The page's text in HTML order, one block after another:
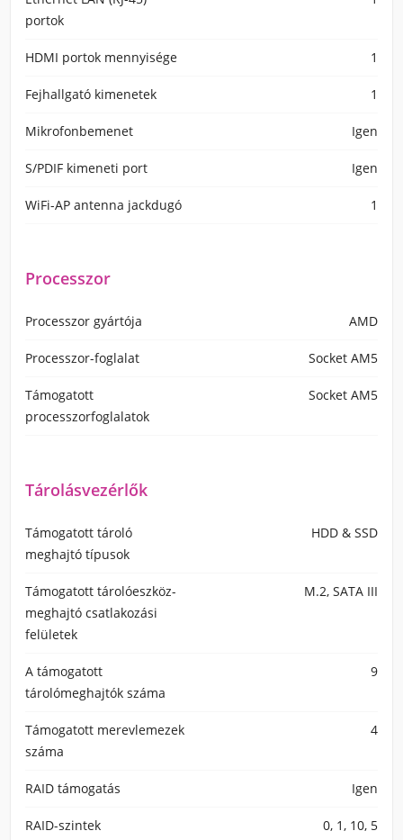
portok
HDMI portok mennyisége 1
Fejhallgató kimenetek 1
Mikrofonbemenet Igen
S/PDIF kimeneti port Igen
WiFi-AP antenna jackdugó 1
Processzor
Processzor gyártója AMD
Processzor-foglalat Socket AM5
Támogatott
processzorfoglalatok
Socket AM5
Tárolásvezérlők
Támogatott tároló
meghajtó típusok
HDD & SSD
Támogatott tárolóeszköz-
meghajtó csatlakozási
felületek
M.2, SATA III
A támogatott
tárolómeghajtók száma
9
Támogatott merevlemezek
száma
4
RAID támogatás Igen
RAID-szintek 0, 1, 10, 5